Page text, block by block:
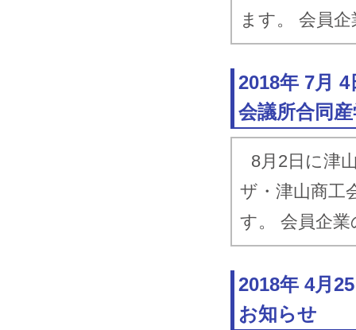
ます。 会員
2018年 7月
会議所合同
8月2日に津
ザ・津山商工
す。 会員企
2018年 4月
お知らせ